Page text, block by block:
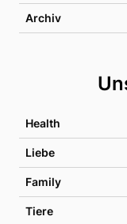
Archiv
Health
Liebe
Family
Tiere